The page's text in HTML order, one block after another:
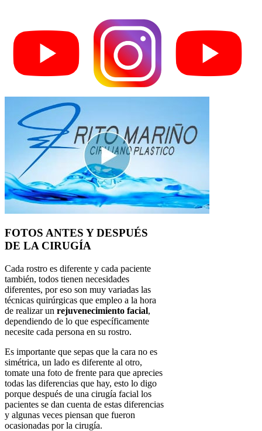
FOTOS ANTES Y DESPUÉS
DE LA CIRUGÍA
Cada rostro es diferente y cada paciente
también, todos tienen necesidades
diferentes, por eso son muy variadas las
técnicas quirúrgicas que empleo a la hora
de realizar un rejuvenecimiento facial,
dependiendo de lo que específicamente
necesite cada persona en su rostro.
Es importante que sepas que la cara no es
simétrica, un lado es diferente al otro,
tomate una foto de frente para que aprecies
todas las diferencias que hay, esto lo digo
porque después de una cirugía facial los
pacientes se dan cuenta de estas diferencias
y algunas veces piensan que fueron
ocasionadas por la cirugía.